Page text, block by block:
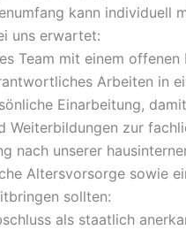
kann individuell
uns erwartet:
Team mit einem offenen
Arbeiten in
Einarbeitung,
Weiterbildungen zur
nach unserer
Altersvorsorge sowie
sollten:
als staatlich